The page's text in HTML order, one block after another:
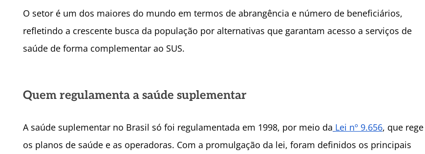
O setor é um dos maiores do mundo em termos de abrangência e número de beneficiários,
refletindo a crescente busca da população por alternativas que garantam acesso a serviços de
saúde de forma complementar ao SUS.
Quem regulamenta a saúde suplementar
A saúde suplementar no Brasil só foi regulamentada em 1998, por meio da Lei nº 9.656, que rege
os planos de saúde e as operadoras. Com a promulgação da lei, foram definidos os principais